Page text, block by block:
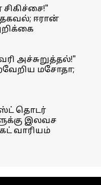
தகவல்; ஈரான்
அச்சுறுத்தல்!"
மசோதா;
தொடர்
இலவச
வாரியம்